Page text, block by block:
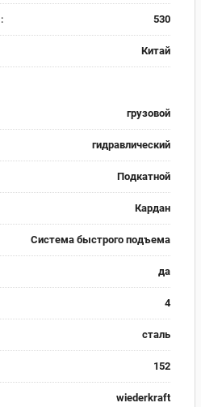
530
Китай
грузовой
гидравлический
Подкатной
Кардан
Система быстрого подъема
да
4
сталь
152
wiederkraft